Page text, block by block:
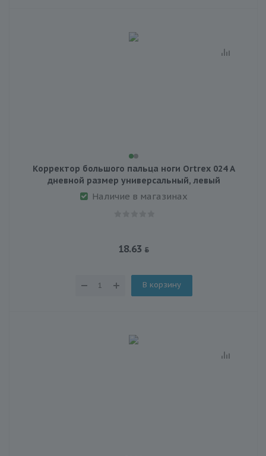
Корректор большого пальца ноги Ortrex 024 A
дневной размер универсальный, левый
Наличие в магазинах
18.63
В корзину